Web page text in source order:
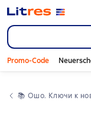
Promo-Code
📚 Ошо. Ключи к